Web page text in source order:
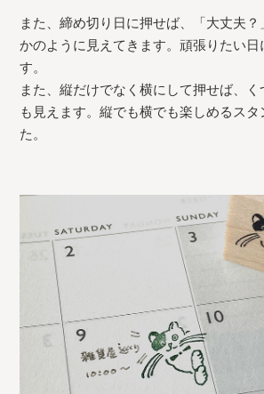
また、締め切り日に押せば、「大丈夫？
かのように見えてきます。頑張りたい
す。
また、縦だけでなく横にして押せば、く
も見えます。縦でも横でも楽しめるスタ
た。